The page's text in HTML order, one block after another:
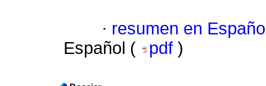
· resumen en
Español (
pdf )